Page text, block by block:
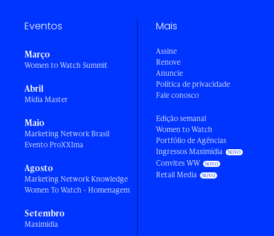
Eventos
Março
Women to Watch Summit
Abril
Mídia Master
Maio
Marketing Network Brasil
Evento ProXXIma
Agosto
Marketing Network Knowledge
Women To Watch - Homenagem
Setembro
Maximídia
Mais
Assine
Renove
Anuncie
Política de privacidade
Fale conosco
Edição semanal
Women to Watch
Portfólio de Agências
Ingressos Maximídia
Convites WW
Retail Media